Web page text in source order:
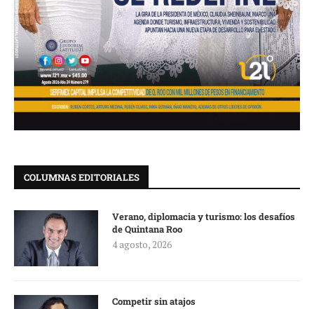
COLUMNAS EDITORIALES
Verano, diplomacia y turismo: los desafíos
de Quintana Roo
4 agosto, 2026
Competir sin atajos